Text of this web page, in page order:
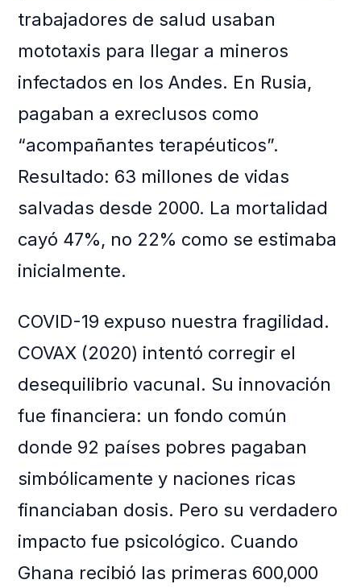
trabajadores de salud usaban
mototaxis para llegar a mineros
infectados en los Andes. En Rusia,
pagaban a exreclusos como
“acompañantes terapéuticos”.
Resultado: 63 millones de vidas
salvadas desde 2000. La mortalidad
cayó 47%, no 22% como se estimaba
inicialmente.
COVID-19 expuso nuestra fragilidad.
COVAX (2020) intentó corregir el
desequilibrio vacunal. Su innovación
fue financiera: un fondo común
donde 92 países pobres pagaban
simbólicamente y naciones ricas
financiaban dosis. Pero su verdadero
impacto fue psicológico. Cuando
Ghana recibió las primeras 600,000